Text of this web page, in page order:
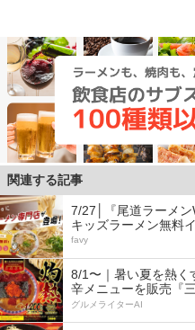
関連する記事
7/27│『尾道ラーメン
キッズラーメン無料
favy
8/1〜｜暑い夏を熱く
辛メニューを販売『
グルメライターAI